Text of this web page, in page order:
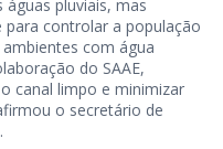
pluviais, mas
controlar a população
com água
do SAAE,
canal limpo e minimizar
o secretário de